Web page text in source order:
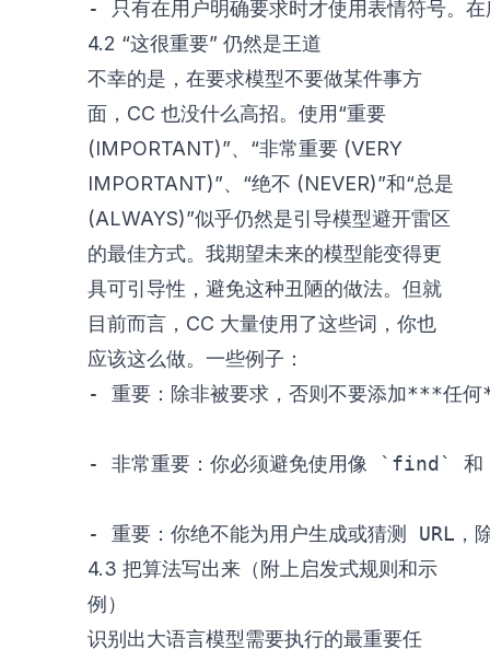
-
只有在用户明确要求时才使用表情符号。
4.2 “这很重要” 仍然是王道
不幸的是，在要求模型不要做某件事方
面，CC 也没什么高招。使用“重要
(IMPORTANT)”、“非常重要 (VERY
IMPORTANT)”、“绝不 (NEVER)”和“总是
(ALWAYS)”似乎仍然是引导模型避开雷区
的最佳方式。我期望未来的模型能变得更
具可引导性，避免这种丑陋的做法。但就
目前而言，CC 大量使用了这些词，你也
应该这么做。一些例子：
-
重要：除非被要求，否则不要添加***任何
- 非常重要：你必须避免使用像 `find`
-
重要：你绝不能为用户生成或猜测 URL，
4.3 把算法写出来（附上启发式规则和示
例）
识别出大语言模型需要执行的最重要任